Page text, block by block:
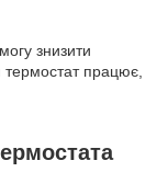
знизити
термостат працює,